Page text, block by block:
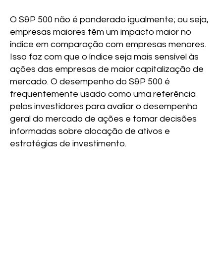
O S&P 500 não é ponderado igualmente; ou seja,
empresas maiores têm um impacto maior no
índice em comparação com empresas menores.
Isso faz com que o índice seja mais sensível às
ações das empresas de maior capitalização de
mercado. O desempenho do S&P 500 é
frequentemente usado como uma referência
pelos investidores para avaliar o desempenho
geral do mercado de ações e tomar decisões
informadas sobre alocação de ativos e
estratégias de investimento.